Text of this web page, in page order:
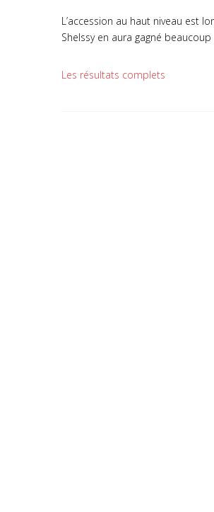
L’accession au haut niveau est
Shelssy en aura gagné beaucoup
Les résultats complets